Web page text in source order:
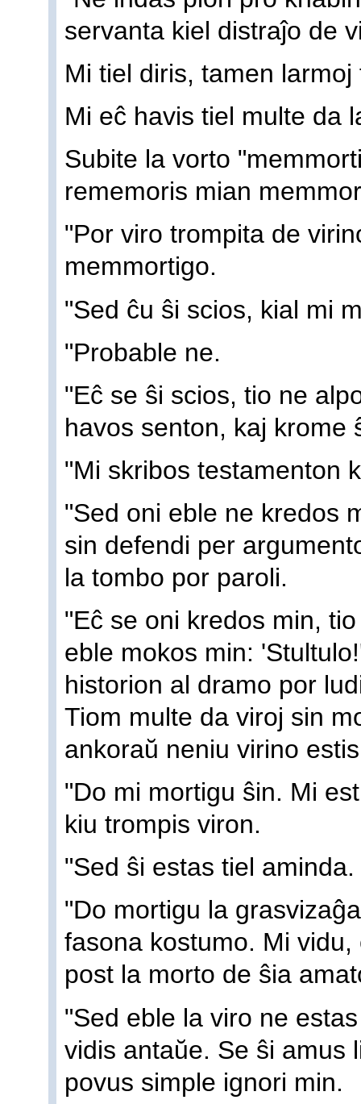
servanta kiel distraĵo de
Mi tiel diris, tamen
Mi eĉ havis tiel multe da
Subite la vorto
rememoris mian
"Por viro trompita de
memmortigo.
"Sed ĉu ŝi scios, kial mi
"Probable ne.
"Eĉ se ŝi scios, tio ne
havos senton, kaj krome
"Mi skribos testamenton
"Sed oni eble ne kredos
sin defendi per
la tombo por paroli.
"Eĉ se oni kredos min,
eble mokos min:
historion al dramo por
Tiom multe da viroj sin
ankoraŭ neniu virino
"Do mi mortigu ŝin. Mi
kiu trompis viron.
"Sed ŝi estas tiel
"Do mortigu la
fasona kostumo. Mi
post la morto de ŝia
"Sed eble la viro ne
vidis antaŭe. Se ŝi amus
povus simple ignori min.